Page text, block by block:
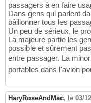
passagers à en faire
Dans gens qui parlent
bâillonner tous les
Un peu de sérieux, le
La majeure partie les
possible et sûrement
entre passager. La
portables dans l'avion
HaryRoseAndMac, le 03/